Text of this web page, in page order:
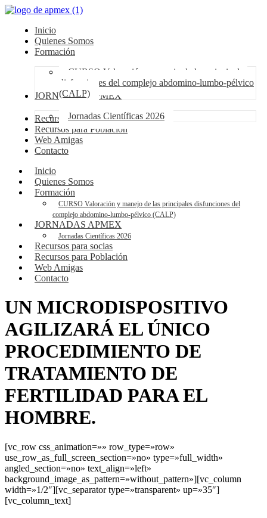
Inicio
Quienes Somos
Formación
CURSO Valoración y manejo de las principales
disfunciones del complejo abdomino-lumbo-pélvico
(CALP)
JORNADAS APMEX
Jornadas Científicas 2026
Recursos para socias
Recursos para Población
Web Amigas
Contacto
Inicio
Quienes Somos
Formación
CURSO Valoración y manejo de las principales disfunciones del
complejo abdomino-lumbo-pélvico (CALP)
JORNADAS APMEX
Jornadas Científicas 2026
Recursos para socias
Recursos para Población
Web Amigas
Contacto
UN MICRODISPOSITIVO
AGILIZARÁ EL ÚNICO
PROCEDIMIENTO DE
TRATAMIENTO DE
FERTILIDAD PARA EL
HOMBRE.
[vc_row css_animation=»» row_type=»row»
use_row_as_full_screen_section=»no» type=»full_width»
angled_section=»no» text_align=»left»
background_image_as_pattern=»without_pattern»][vc_column
width=»1/2″][vc_separator type=»transparent» up=»35″]
[vc_column_text]